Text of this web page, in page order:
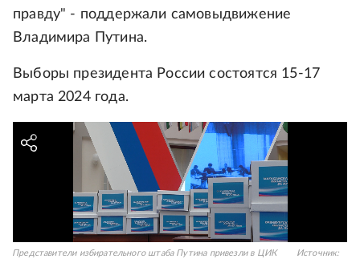
правду" - поддержали самовыдвижение
Владимира Путина.
Выборы президента России состоятся 15-17
марта 2024 года.
Представители избирательного штаба Путина привезли в ЦИК
Источник: